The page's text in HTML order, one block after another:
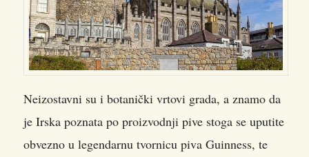
Neizostavni su i botanički vrtovi grada, a znamo da
je Irska poznata po proizvodnji pive stoga se uputite
obvezno u legendarnu tvornicu piva Guinness, te